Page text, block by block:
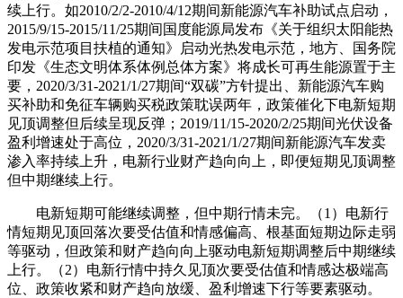
续上行。如2010/2/2-2010/4/12期间新能源汽车补助试点启动，
2015/9/15-2015/11/25期间国度能源局发布《关于组织太阳能热
发电示范项目扶植的通知》启动光热发电示范，地方、国务院
印发《生态文明体系体例总体方案》将成长可再生能源置于主
要，2020/3/31-2021/1/27期间“双碳”方针提出、新能源汽车购
买补助和免征车辆购买税政策耽误两年，政策催化下电新短期
见顶调整但后续呈现反弹；2019/11/15-2020/2/25期间光伏设备
盈利增速处于高位，2020/3/31-2021/1/27期间新能源汽车发卖
渗入率持续上升，电新行业财产趋向向上，即便短期见顶调整
但中期继续上行。
电新短期可能继续调整，但中期行情未完。（1）电新行
情短期见顶回落次要受估值和情感偏高、根基面短期边际走弱
等驱动，但政策和财产趋向向上驱动电新短期调整后中期继续
上行。（2）电新行情中持久见顶次要受估值和情感达极端高
位、政策收紧和财产趋向放缓、盈利增速下行等要素驱动。